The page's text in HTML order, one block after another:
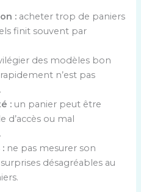
: acheter trop de paniers
finit souvent par
des modèles bon
n’est pas
: un panier peut être
d’accès ou mal
ne pas mesurer son
désagréables au